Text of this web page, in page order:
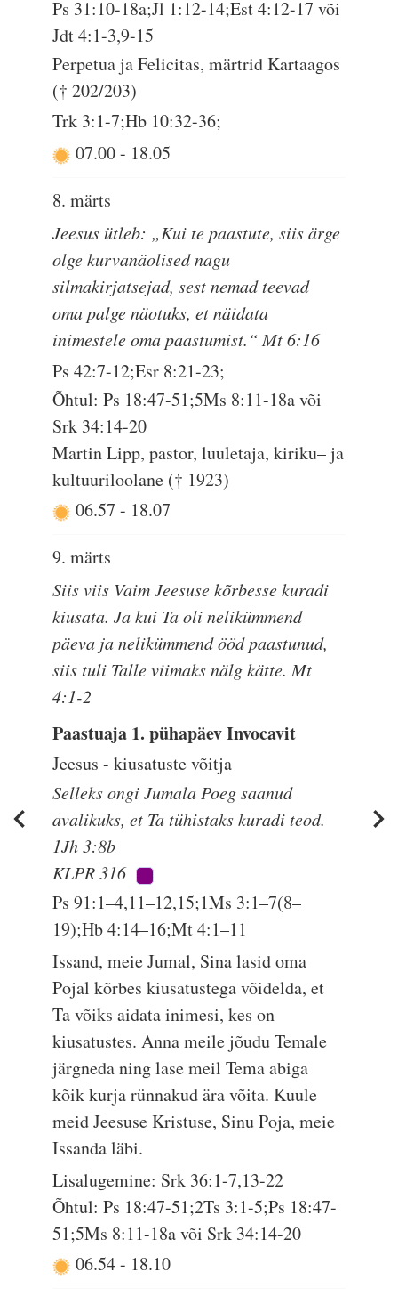
Ps 31:10-18a;Jl 1:12-14;Est 4:12-17 või
Jdt 4:1-3,9-15
Perpetua ja Felicitas, märtrid Kartaagos
(† 202/203)
Trk 3:1-7;Hb 10:32-36;
07.00- 18.05
8. märts
Jeesus ütleb: „Kui te paastute, siis ärge
olge kurvanäolised nagu
silmakirjatsejad, sest nemad teevad
oma palge näotuks, et näidata
inimestele oma paastumist.“ Mt 6:16
Ps 42:7-12;Esr 8:21-23;
Õhtul: Ps 18:47-51;5Ms 8:11-18a või
Srk 34:14-20
Martin Lipp, pastor, luuletaja, kiriku– ja
kultuuriloolane († 1923)
06.57- 18.07
9. märts
Siis viis Vaim Jeesuse kõrbesse kuradi
kiusata. Ja kui Ta oli nelikümmend
päeva ja nelikümmend ööd paastunud,
siis tuli Talle viimaks nälg kätte. Mt
4:1-2
Paastuaja 1. pühapäev Invocavit
Jeesus - kiusatuste võitja
Selleks ongi Jumala Poeg saanud
avalikuks, et Ta tühistaks kuradi teod.
1Jh 3:8b
KLPR 316
Ps 91:1–4,11–12,15;1Ms 3:1–7(8–
19);Hb 4:14–16;Mt 4:1–11
Issand, meie Jumal, Sina lasid oma
Pojal kõrbes kiusatustega võidelda, et
Ta võiks aidata inimesi, kes on
kiusatustes. Anna meile jõudu Temale
järgneda ning lase meil Tema abiga
kõik kurja rünnakud ära võita. Kuule
meid Jeesuse Kristuse, Sinu Poja, meie
Issanda läbi.
Lisalugemine: Srk 36:1-7,13-22
Õhtul: Ps 18:47-51;2Ts 3:1-5;Ps 18:47-
51;5Ms 8:11-18a või Srk 34:14-20
06.54- 18.10